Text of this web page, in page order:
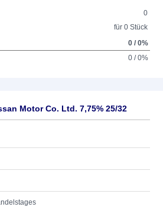
0
für 0 Stück
0 / 0%
0 / 0%
Motor Co. Ltd. 7,75% 25/32